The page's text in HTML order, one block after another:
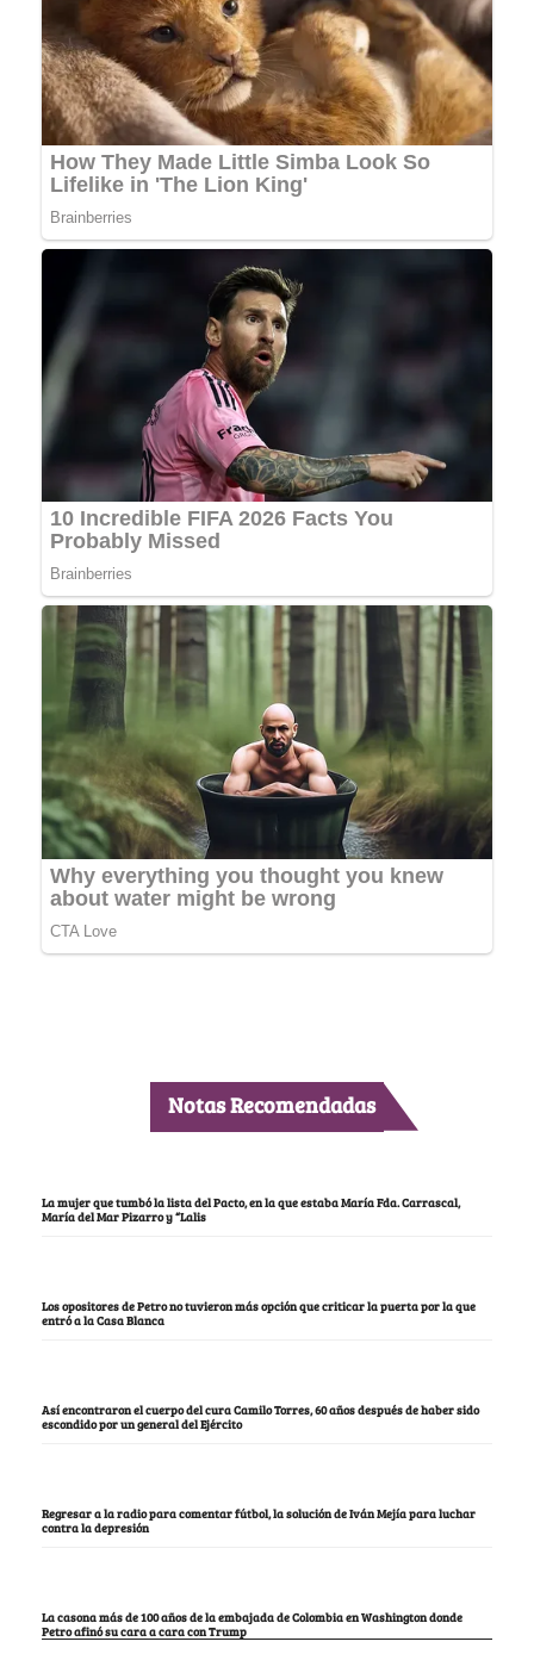
Notas Recomendadas
La mujer que tumbó la lista del Pacto, en la que estaba María Fda. Carrascal,
María del Mar Pizarro y “Lalis
Los opositores de Petro no tuvieron más opción que criticar la puerta por la que
entró a la Casa Blanca
Así encontraron el cuerpo del cura Camilo Torres, 60 años después de haber sido
escondido por un general del Ejército
Regresar a la radio para comentar fútbol, la solución de Iván Mejía para luchar
contra la depresión
La casona más de 100 años de la embajada de Colombia en Washington donde
Petro afinó su cara a cara con Trump